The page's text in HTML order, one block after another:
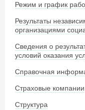
Режим и график
Результаты
организациями
Сведения о
условий оказания
Справочная
Страховые компании
Структура